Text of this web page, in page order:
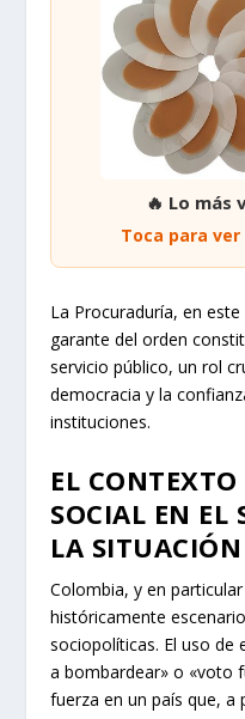
🔥 Lo más
Toca para
La Procuraduría, en
garante del orden
servicio público, un rol
democracia y la
instituciones.
EL
SOCIAL EN EL
LA
Colombia, y en
históricamente
sociopolíticas. El uso
a bombardear» o «voto
fuerza en un país que, a